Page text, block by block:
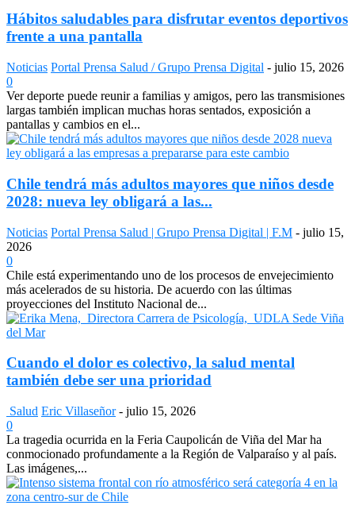
Hábitos saludables para disfrutar eventos deportivos
frente a una pantalla
Noticias Portal Prensa Salud / Grupo Prensa Digital - julio 15, 2026
0
Ver deporte puede reunir a familias y amigos, pero las transmisiones
largas también implican muchas horas sentados, exposición a
pantallas y cambios en el...
Chile tendrá más adultos mayores que niños desde
2028: nueva ley obligará a las...
Noticias Portal Prensa Salud | Grupo Prensa Digital | F.M - julio 15,
2026
0
Chile está experimentando uno de los procesos de envejecimiento
más acelerados de su historia. De acuerdo con las últimas
proyecciones del Instituto Nacional de...
Cuando el dolor es colectivo, la salud mental
también debe ser una prioridad
Salud Eric Villaseñor - julio 15, 2026
0
La tragedia ocurrida en la Feria Caupolicán de Viña del Mar ha
conmocionado profundamente a la Región de Valparaíso y al país.
Las imágenes,...